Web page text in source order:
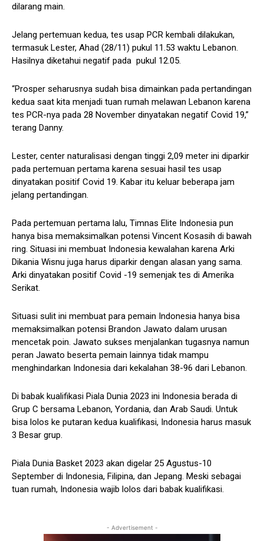
dilarang main.
Jelang pertemuan kedua, tes usap PCR kembali dilakukan,
termasuk Lester, Ahad (28/11) pukul 11.53 waktu Lebanon.
Hasilnya diketahui negatif pada pukul 12.05.
“Prosper seharusnya sudah bisa dimainkan pada pertandingan
kedua saat kita menjadi tuan rumah melawan Lebanon karena
tes PCR-nya pada 28 November dinyatakan negatif Covid 19,”
terang Danny.
Lester, center naturalisasi dengan tinggi 2,09 meter ini diparkir
pada pertemuan pertama karena sesuai hasil tes usap
dinyatakan positif Covid 19. Kabar itu keluar beberapa jam
jelang pertandingan.
Pada pertemuan pertama lalu, Timnas Elite Indonesia pun
hanya bisa memaksimalkan potensi Vincent Kosasih di bawah
ring. Situasi ini membuat Indonesia kewalahan karena Arki
Dikania Wisnu juga harus diparkir dengan alasan yang sama.
Arki dinyatakan positif Covid -19 semenjak tes di Amerika
Serikat.
Situasi sulit ini membuat para pemain Indonesia hanya bisa
memaksimalkan potensi Brandon Jawato dalam urusan
mencetak poin. Jawato sukses menjalankan tugasnya namun
peran Jawato beserta pemain lainnya tidak mampu
menghindarkan Indonesia dari kekalahan 38-96 dari Lebanon.
Di babak kualifikasi Piala Dunia 2023 ini Indonesia berada di
Grup C bersama Lebanon, Yordania, dan Arab Saudi. Untuk
bisa lolos ke putaran kedua kualifikasi, Indonesia harus masuk
3 Besar grup.
Piala Dunia Basket 2023 akan digelar 25 Agustus-10
September di Indonesia, Filipina, dan Jepang. Meski sebagai
tuan rumah, Indonesia wajib lolos dari babak kualifikasi.
- Advertisement -